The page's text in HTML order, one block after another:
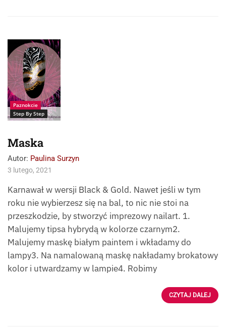
Paznokcie: Paulina
Surzyn
Paznokcie
Step By Step
Maska
Autor: Paulina Surzyn
3 lutego, 2021
Karnawał w wersji Black & Gold. Nawet jeśli w tym
roku nie wybierzesz się na bal, to nic nie stoi na
przeszkodzie, by stworzyć imprezowy nailart. 1.
Malujemy tipsa hybrydą w kolorze czarnym2.
Malujemy maskę białym paintem i wkładamy do
lampy3. Na namalowaną maskę nakładamy brokatowy
kolor i utwardzamy w lampie4. Robimy
CZYTAJ DALEJ